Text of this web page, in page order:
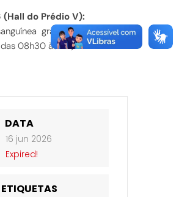
do Prédio V):
gratuita e educação
08h30 às 11h).
DATA
16 jun 2026
Expired!
ETIQUETAS